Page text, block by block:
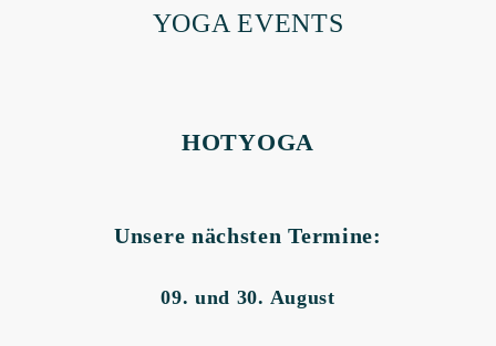
YOGA EVENTS
HOTYOGA
Unsere nächsten Termine:
09. und 30. August